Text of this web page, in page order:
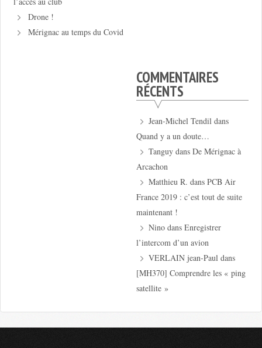
Drone !
Mérignac au temps du Covid
COMMENTAIRES
RÉCENTS
Jean-Michel Tendildans
Quand y a un doute…
Tanguydans De Mérignac à
Arcachon
Matthieu R. dans PCB Air
France 2019 : c’est tout de suite
maintenant !
Ninodans Enregistrer
l’intercom d’un avion
VERLAIN jean-Pauldans
[MH370] Comprendre les « ping
satellite »